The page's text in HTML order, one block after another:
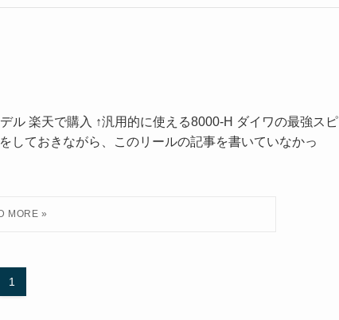
ル 楽天で購入 ↑汎用的に使える8000-H ダイワの最強スピ
ておきながら、このリールの記事を書いていなかっ
1